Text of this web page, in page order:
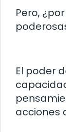
Pero,
El poder
acciones